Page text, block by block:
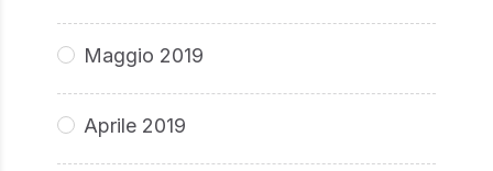
Maggio 2019
Aprile 2019